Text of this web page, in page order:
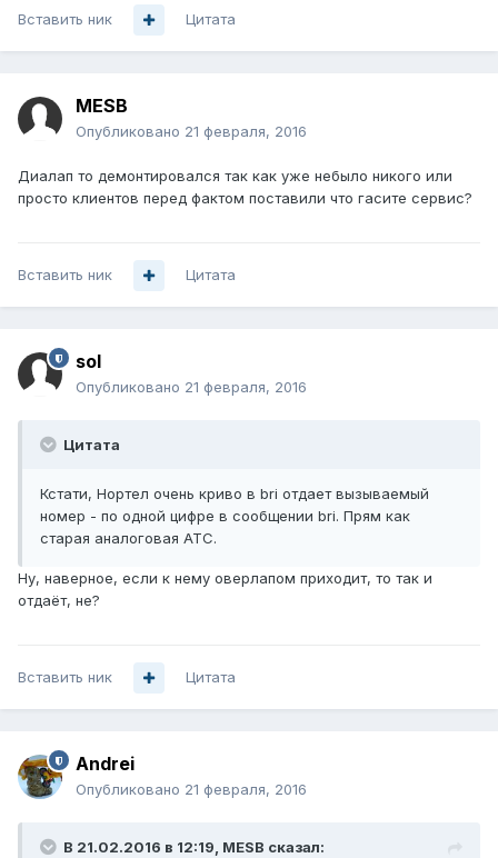
Вставить ник Цитата
MESB
Опубликовано 21 февраля, 2016
Диалап то демонтировался так как уже небыло никого или
просто клиентов перед фактом поставили что гасите сервис?
Вставить ник Цитата
sol
Опубликовано 21 февраля, 2016
Цитата
Кстати, Нортел очень криво в bri отдает вызываемый
номер - по одной цифре в сообщении bri. Прям как
старая аналоговая АТС.
Ну, наверное, если к нему оверлапом приходит, то так и
отдаёт, не?
Вставить ник Цитата
Andrei
Опубликовано 21 февраля, 2016
В 21.02.2016 в 12:19, MESB сказал: